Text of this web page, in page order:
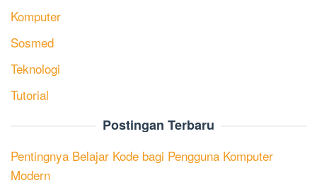
Komputer
Sosmed
Teknologi
Tutorial
Postingan Terbaru
Pentingnya Belajar Kode bagi Pengguna Komputer
Modern